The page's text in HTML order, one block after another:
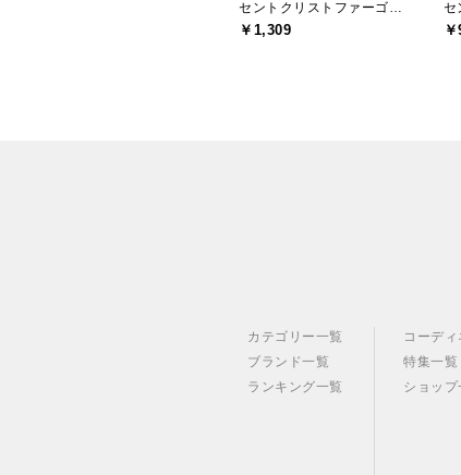
￥1,309
カテゴリー一覧
ブランド一覧
ランキング一覧
コーデ
特集一覧
ショップ